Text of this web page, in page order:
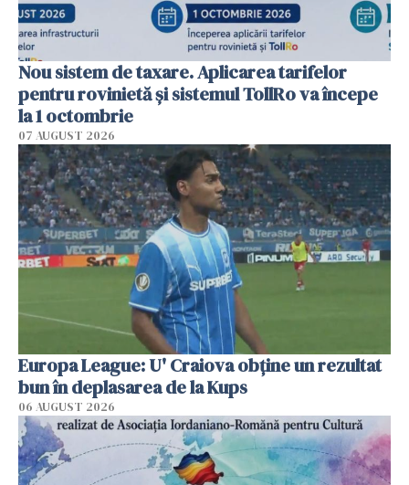
Nou sistem de taxare. Aplicarea tarifelor
pentru rovinietă şi sistemul TollRo va începe
la 1 octombrie
07 AUGUST 2026
Europa League: U' Craiova obține un rezultat
bun în deplasarea de la Kups
06 AUGUST 2026